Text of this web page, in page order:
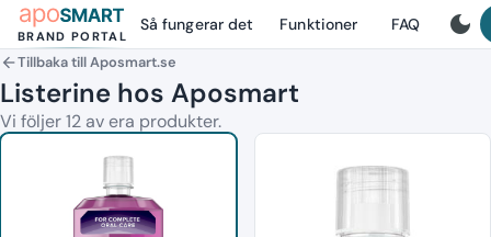
BRAND PORTAL
Så fungerar det Funktioner FAQ dark_mode
arrow_backTillbaka till Aposmart.se
Listerine hos Aposmart
Vi följer 12 av era produkter.